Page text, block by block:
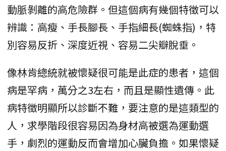
動脈剝離的高危險群。但這個病有幾個特徵可以
辨識：高瘦、手長腳長、手指細長(蜘蛛指)，特
別容易反折、深度近視、容易二尖瓣脫垂。
像林肯總統就被懷疑很可能是此症的患者，這個
病是罕病，萬分之3左右，而且是顯性遺傳。此
病特徵明顯所以診斷不難，要注意的是這類型的
人，求學階段很容易因為身材高被選為運動選
手，劇烈的運動反而會增加心臟負擔。如果懷疑